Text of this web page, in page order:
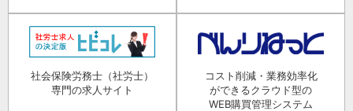
社会保険労務士（社労士）
専門の求人サイト
コスト削減・業務効率化
ができるクラウド型の
WEB購買管理システム